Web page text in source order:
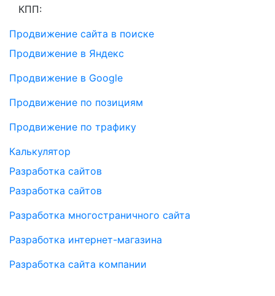
КПП:
Продвижение сайта в поиске
Продвижение в Яндекс
Продвижение в Google
Продвижение по позициям
Продвижение по трафику
Калькулятор
Разработка сайтов
Разработка сайтов
Разработка многостраничного сайта
Разработка интернет-магазина
Разработка сайта компании